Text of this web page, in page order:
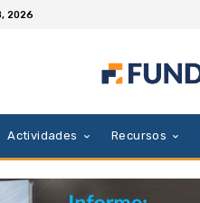
2026
Actividades Recursos